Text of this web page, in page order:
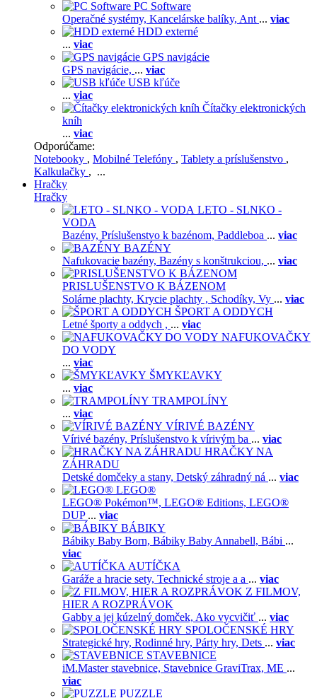
PC Software
Operačné systémy, Kancelárske balíky, Ant ... viac
HDD externé
... viac
GPS navigácie
GPS navigácie, ... viac
USB kľúče
... viac
Čítačky elektronických
kníh
... viac
Odporúčame:
Notebooky , Mobilné Telefóny , Tablety a príslušenstvo ,
Kalkulačky , ...
Hračky
Hračky
LETO - SLNKO -
VODA
Bazény, Príslušenstvo k bazénom, Paddleboa ... viac
BAZÉNY
Nafukovacie bazény, Bazény s konštrukciou, ... viac
PRISLUŠENSTVO K BÁZENOM
Solárne plachty, Krycie plachty , Schodíky, Vy ... viac
ŠPORT A ODDYCH
Letné športy a oddych , ... viac
NAFUKOVAČKY
DO VODY
... viac
ŠMYKĽAVKY
... viac
TRAMPOLÍNY
... viac
VÍRIVÉ BAZÉNY
Vírivé bazény, Príslušenstvo k vírivým ba ... viac
HRAČKY NA
ZÁHRADU
Detské domčeky a stany, Detský záhradný ná ... viac
LEGO®
LEGO® Pokémon™, LEGO® Editions, LEGO®
DUP ... viac
BÁBIKY
Bábiky Baby Born, Bábiky Baby Annabell, Bábi ...
viac
AUTÍČKA
Garáže a hracie sety, Technické stroje a a ... viac
Z FILMOV,
HIER A ROZPRÁVOK
Gabby a jej kúzelný domček, Ako vycvičiť ... viac
SPOLOČENSKÉ HRY
Strategické hry, Rodinné hry, Párty hry, Dets ... viac
STAVEBNICE
iM.Master stavebnice, Stavebnice GraviTrax, ME ...
viac
PUZZLE